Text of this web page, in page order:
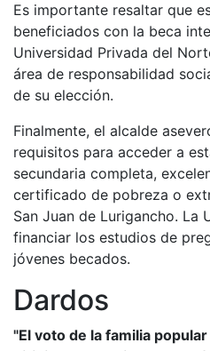
Es importante resaltar que
beneficiados con la beca
Universidad Privada del
área de responsabilidad
de su elección.
Finalmente, el alcalde
requisitos para acceder a
secundaria completa,
certificado de pobreza o
San Juan de Lurigancho. La
financiar los estudios de
jóvenes becados.
Dardos
"El voto de la familia